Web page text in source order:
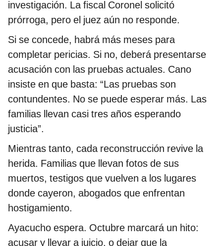
investigación. La fiscal Coronel solicitó
prórroga, pero el juez aún no responde.
Si se concede, habrá más meses para
completar pericias. Si no, deberá presentarse
acusación con las pruebas actuales. Cano
insiste en que basta: “Las pruebas son
contundentes. No se puede esperar más. Las
familias llevan casi tres años esperando
justicia”.
Mientras tanto, cada reconstrucción revive la
herida. Familias que llevan fotos de sus
muertos, testigos que vuelven a los lugares
donde cayeron, abogados que enfrentan
hostigamiento.
Ayacucho espera. Octubre marcará un hito:
acusar y llevar a juicio, o dejar que la